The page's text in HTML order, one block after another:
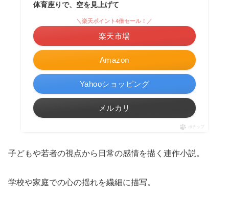
体育座りで、空を見上げて
Amazon
＼楽天ポイント4倍セール！／
楽天市場
Yahooショッピング
メルカリ
ポチップ
子どもや若者の視点から日常の感情を描く連作小説。
学校や家庭での心の揺れを繊細に描写。